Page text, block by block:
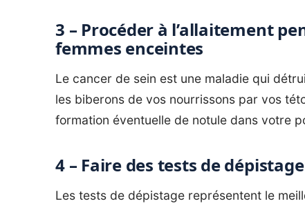
3 – Procéder à l’allaitement
femmes enceintes
Le cancer de sein est une maladie qui
les biberons de vos nourrissons par vos
formation éventuelle de notule dans votre
4 – Faire des tests de
Les tests de dépistage représentent le